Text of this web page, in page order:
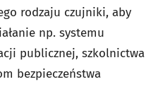
rodzaju czujniki, aby
np. systemu
publicznej, szkolnictwa
bezpieczeństwa